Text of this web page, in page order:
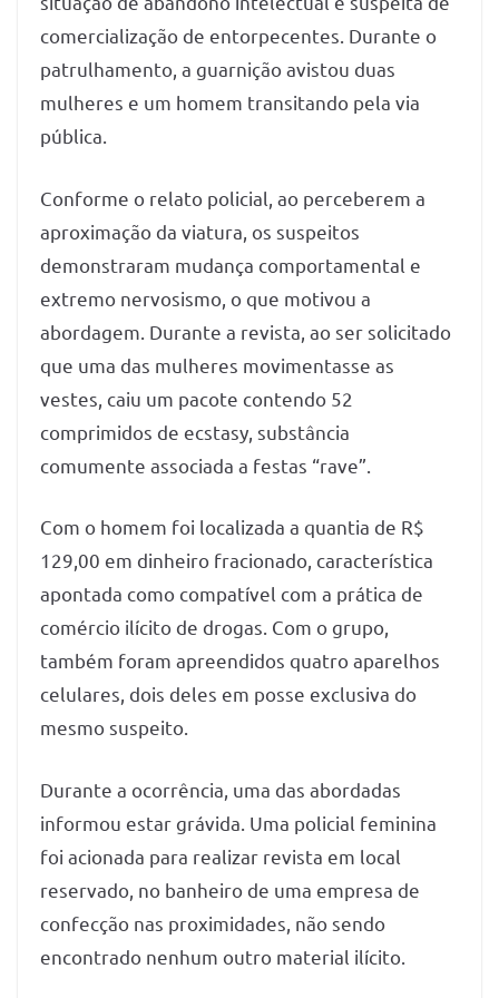
comercialização de entorpecentes. Durante o
patrulhamento, a guarnição avistou duas
mulheres e um homem transitando pela via
pública.
Conforme o relato policial, ao perceberem a
aproximação da viatura, os suspeitos
demonstraram mudança comportamental e
extremo nervosismo, o que motivou a
abordagem. Durante a revista, ao ser solicitado
que uma das mulheres movimentasse as
vestes, caiu um pacote contendo 52
comprimidos de ecstasy, substância
comumente associada a festas “rave”.
Com o homem foi localizada a quantia de R$
129,00 em dinheiro fracionado, característica
apontada como compatível com a prática de
comércio ilícito de drogas. Com o grupo,
também foram apreendidos quatro aparelhos
celulares, dois deles em posse exclusiva do
mesmo suspeito.
Durante a ocorrência, uma das abordadas
informou estar grávida. Uma policial feminina
foi acionada para realizar revista em local
reservado, no banheiro de uma empresa de
confecção nas proximidades, não sendo
encontrado nenhum outro material ilícito.